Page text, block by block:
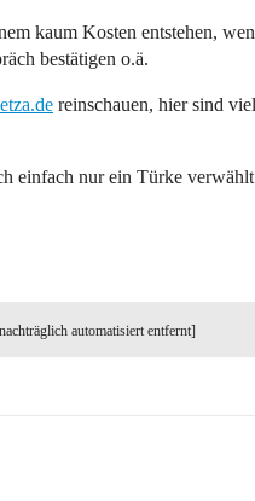
kaum Kosten entstehen,
bestätigen o.ä.
reinschauen, hier sind
einfach nur ein Türke
automatisiert entfernt]